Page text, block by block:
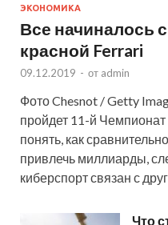
ЭКОНОМИКА
Все начиналось
красной Ferrari
09.12.2019 - от admin
Фото Chesnot / Getty
пройдет 11-й
понять, как
привлечь миллиарды,
киберспорт связан с
Что